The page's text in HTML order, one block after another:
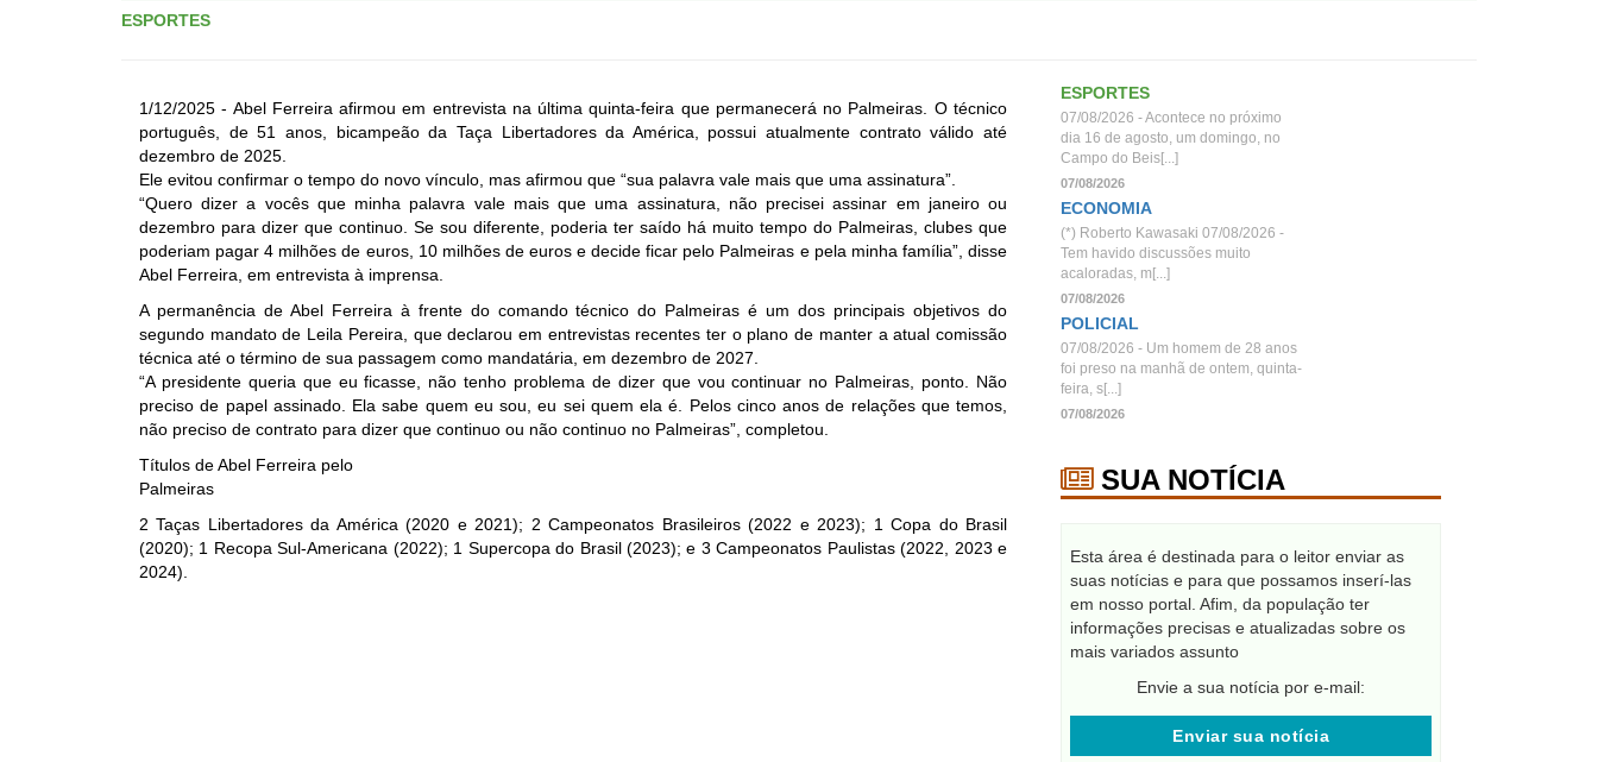
ESPORTES
1/12/2025 - Abel Ferreira afirmou em entrevista na última quinta-feira que permanecerá no Palmeiras. O técnico
português, de 51 anos, bicampeão da Taça Libertadores da América, possui atualmente contrato válido até
dezembro de 2025.
Ele evitou confirmar o tempo do novo vínculo, mas afirmou que “sua palavra vale mais que uma assinatura”.
“Quero dizer a vocês que minha palavra vale mais que uma assinatura, não precisei assinar em janeiro ou
dezembro para dizer que continuo. Se sou diferente, poderia ter saído há muito tempo do Palmeiras, clubes que
poderiam pagar 4 milhões de euros, 10 milhões de euros e decide ficar pelo Palmeiras e pela minha família”, disse
Abel Ferreira, em entrevista à imprensa.
A permanência de Abel Ferreira à frente do comando técnico do Palmeiras é um dos principais objetivos do
segundo mandato de Leila Pereira, que declarou em entrevistas recentes ter o plano de manter a atual comissão
técnica até o término de sua passagem como mandatária, em dezembro de 2027.
“A presidente queria que eu ficasse, não tenho problema de dizer que vou continuar no Palmeiras, ponto. Não
preciso de papel assinado. Ela sabe quem eu sou, eu sei quem ela é. Pelos cinco anos de relações que temos,
não preciso de contrato para dizer que continuo ou não continuo no Palmeiras”, completou.
Títulos de Abel Ferreira pelo
Palmeiras
2 Taças Libertadores da América (2020 e 2021); 2 Campeonatos Brasileiros (2022 e 2023); 1 Copa do Brasil
(2020); 1 Recopa Sul-Americana (2022); 1 Supercopa do Brasil (2023); e 3 Campeonatos Paulistas (2022, 2023 e
2024).
ESPORTES
07/08/2026 - Acontece no próximo
dia 16 de agosto, um domingo, no
Campo do Beis[...]
07/08/2026
ECONOMIA
(*) Roberto Kawasaki 07/08/2026 -
Tem havido discussões muito
acaloradas, m[...]
07/08/2026
POLICIAL
07/08/2026 - Um homem de 28 anos
foi preso na manhã de ontem, quinta-
feira, s[...]
07/08/2026
SUA NOTÍCIA
Esta área é destinada para o leitor enviar as
suas notícias e para que possamos inserí-las
em nosso portal. Afim, da população ter
informações precisas e atualizadas sobre os
mais variados assunto
Envie a sua notícia por e-mail:
Enviar sua notícia